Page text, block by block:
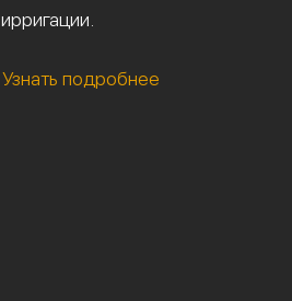
ирригации.
Узнать подробнее